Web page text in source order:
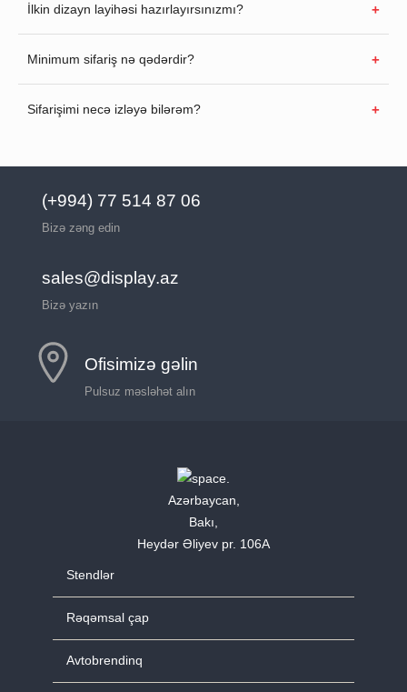
İlkin dizayn layihəsi hazırlayırsınızmı?
Minimum sifariş nə qədərdir?
Sifarişimi necə izləyə bilərəm?
(+994) 77 514 87 06
Bizə zəng edin
sales@display.az
Bizə yazın
Ofisimizə gəlin
Pulsuz məsləhət alın
Azərbaycan,
Bakı,
Heydər Əliyev pr. 106A
Stendlər
Rəqəmsal çap
Avtobrendinq